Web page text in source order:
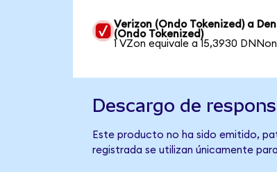
Verizon (Ondo Tokenized) a
(Ondo Tokenized)
1 VZon equivale a 15,3930 DNNon
Descargo de
Este producto no ha sido emitido,
registrada se utilizan únicamente